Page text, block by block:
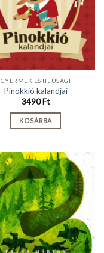
GYERMEK ÉS IFJÚSÁGI
Pinokkió kalandjai
3490Ft
KOSÁRBA